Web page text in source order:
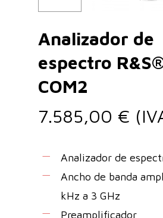
Analizador de
espectro
COM2
7.585,00 €
Analizador de
Ancho de banda
kHz a 3 GHz
Preamplificador